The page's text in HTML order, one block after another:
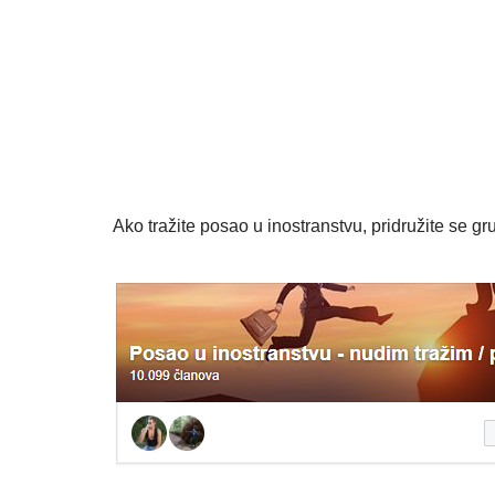
Ako tražite posao u inostranstvu, pridružite se